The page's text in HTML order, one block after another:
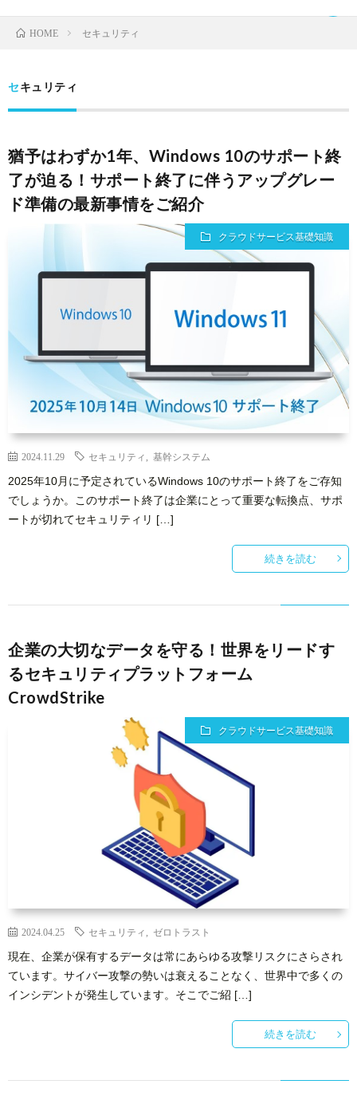
ク
ウ
サ
ー
基
礎
SaaS
営
者
お
問
わ
せ
HOME セキュリティ
セキュリティ
猶予はわずか1年、Windows 10のサポート終
了が迫る！サポート終了に伴うアップグレー
ド準備の最新事情をご紹介
クラウドサービス基礎知識
2024.11.29 セキュリティ 基幹システム
2025年10月に予定されているWindows 10のサポート終了をご存知
でしょうか。このサポート終了は企業にとって重要な転換点、サポ
ートが切れてセキュリティリ […]
続きを読む
企業の大切なデータを守る！世界をリードす
るセキュリティプラットフォーム
CrowdStrike
クラウドサービス基礎知識
2024.04.25 セキュリティ ゼロトラスト
現在、企業が保有するデータは常にあらゆる攻撃リスクにさらされ
ています。サイバー攻撃の勢いは衰えることなく、世界中で多くの
インシデントが発生しています。そこでご紹 […]
続きを読む